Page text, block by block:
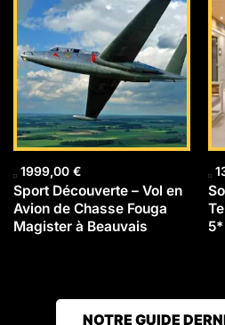
1999,00 €
Sport Découverte – Vol en
Avion de Chasse Fouga
Magister à Beauvais
5*
NOTRE GUIDE